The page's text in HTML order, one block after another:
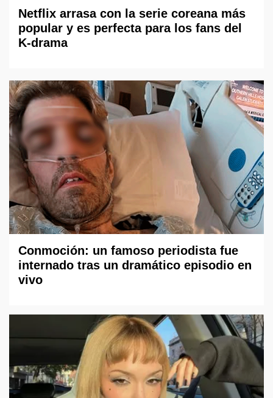
Netflix arrasa con la serie coreana más
popular y es perfecta para los fans del
K-drama
Conmoción: un famoso periodista fue
internado tras un dramático episodio en
vivo